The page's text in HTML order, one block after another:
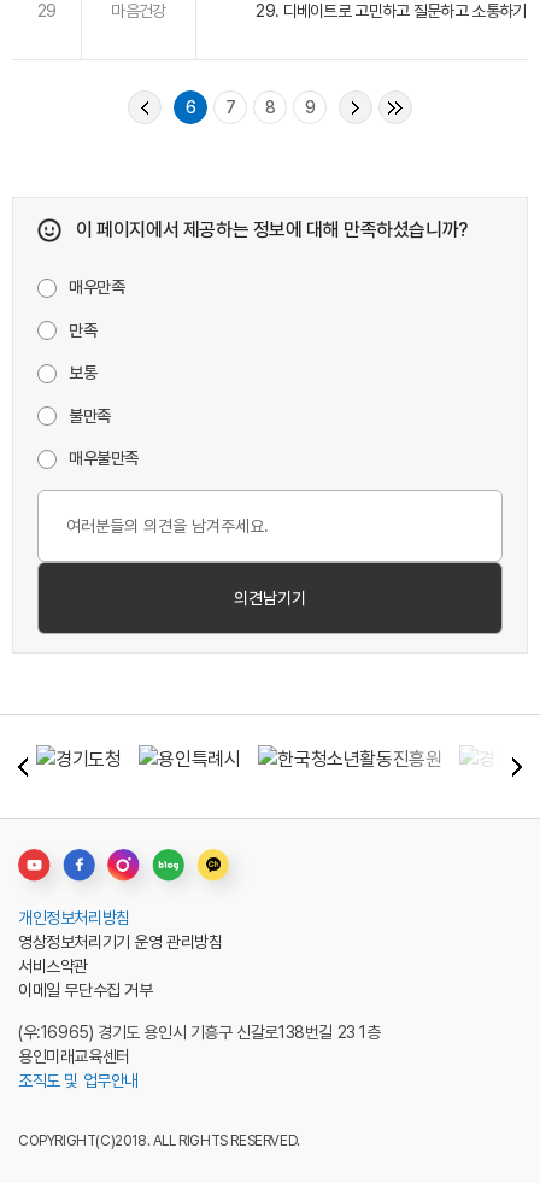
29 마음건강 29. 디베이트로 고민하고 질문하고 소통하기
6 7 8 9
이 페이지에서 제공하는 정보에 대해 만족하셨습니까?
매우만족
만족
보통
불만족
매우불만족
(우:16965) 경기도 용인시 기흥구 신갈로138번길 23 1층
용인미래교육센터
조직도 및 업무안내
COPYRIGHT(C)2018. ALL RIGHTS RESERVED.
개인정보처리방침
영상정보처리기기 운영 관리방침
서비스약관
이메일 무단수집 거부